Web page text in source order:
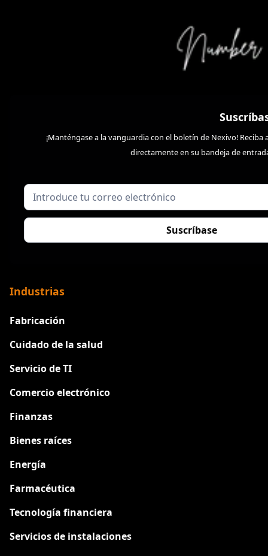
¡Manténgase a la vanguardia con el boletín de Nexivo!
directamente en su bandeja de
Industrias
Fabricación
Cuidado de la salud
Servicio de TI
Comercio electrónico
Finanzas
Bienes raíces
Energía
Farmacéutica
Tecnología financiera
Servicios de instalaciones